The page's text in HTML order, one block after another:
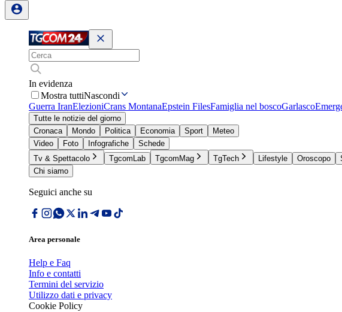
In evidenza
Mostra tuttiNascondi
Guerra IranElezioniCrans MontanaEpstein FilesFamiglia nel boscoGarlasco
Tutte le notizie del giorno
Cronaca
Mondo Politica Economia Sport
Meteo
Video
Foto Infografiche
Schede
Tv & Spettacolo
TgcomLab TgcomMag TgTech Lifestyle Oroscopo
Chi siamo
Seguici anche su
Area personale
Help e Faq
Info e contatti
Termini del servizio
Utilizzo dati e privacy
Cookie Policy